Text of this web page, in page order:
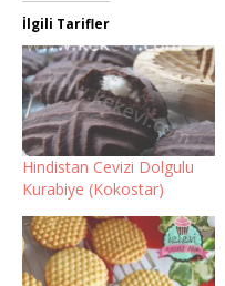
İlgili Tarifler
Hindistan Cevizi Dolgulu
Kurabiye (Kokostar)